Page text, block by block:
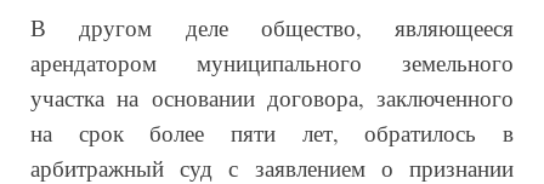
В другом деле общество, являющееся
арендатором муниципального земельного
участка на основании договора, заключенного
на срок более пяти лет, обратилось в
арбитражный суд с заявлением о признании